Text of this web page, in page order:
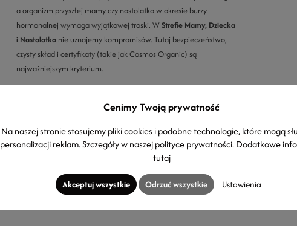
a organizm przyszłej mamy czy nastolatka w okresie burzy
hormonalnej wymaga wyjątkowej troski. WStrefie Mamy, Dziecka
i Nastolatka nie uznajemy kompromisów. Tutaj bezpieczeństwo,
czysty skład i certyfikaty (takie jak Cosmos Organic) są
najważniejszym kryterium.
WYŚWIETL 1 WPIS NA BLOGU
Cenimy Twoją prywatność
Na naszej stronie stosujemy pliki cookies i podobne technologie, które mogą
personalizacji reklam. Szczegóły w naszejpolityce prywatności. Dodatkowe
tutaj
Akceptuj wszystkie Odrzuć wszystkie Ustawienia